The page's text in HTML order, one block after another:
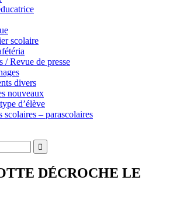
scolaire
/ Revue de presse
divers
nouveaux
d’élève
scolaires – parascolaires
DÉCROCHE LE